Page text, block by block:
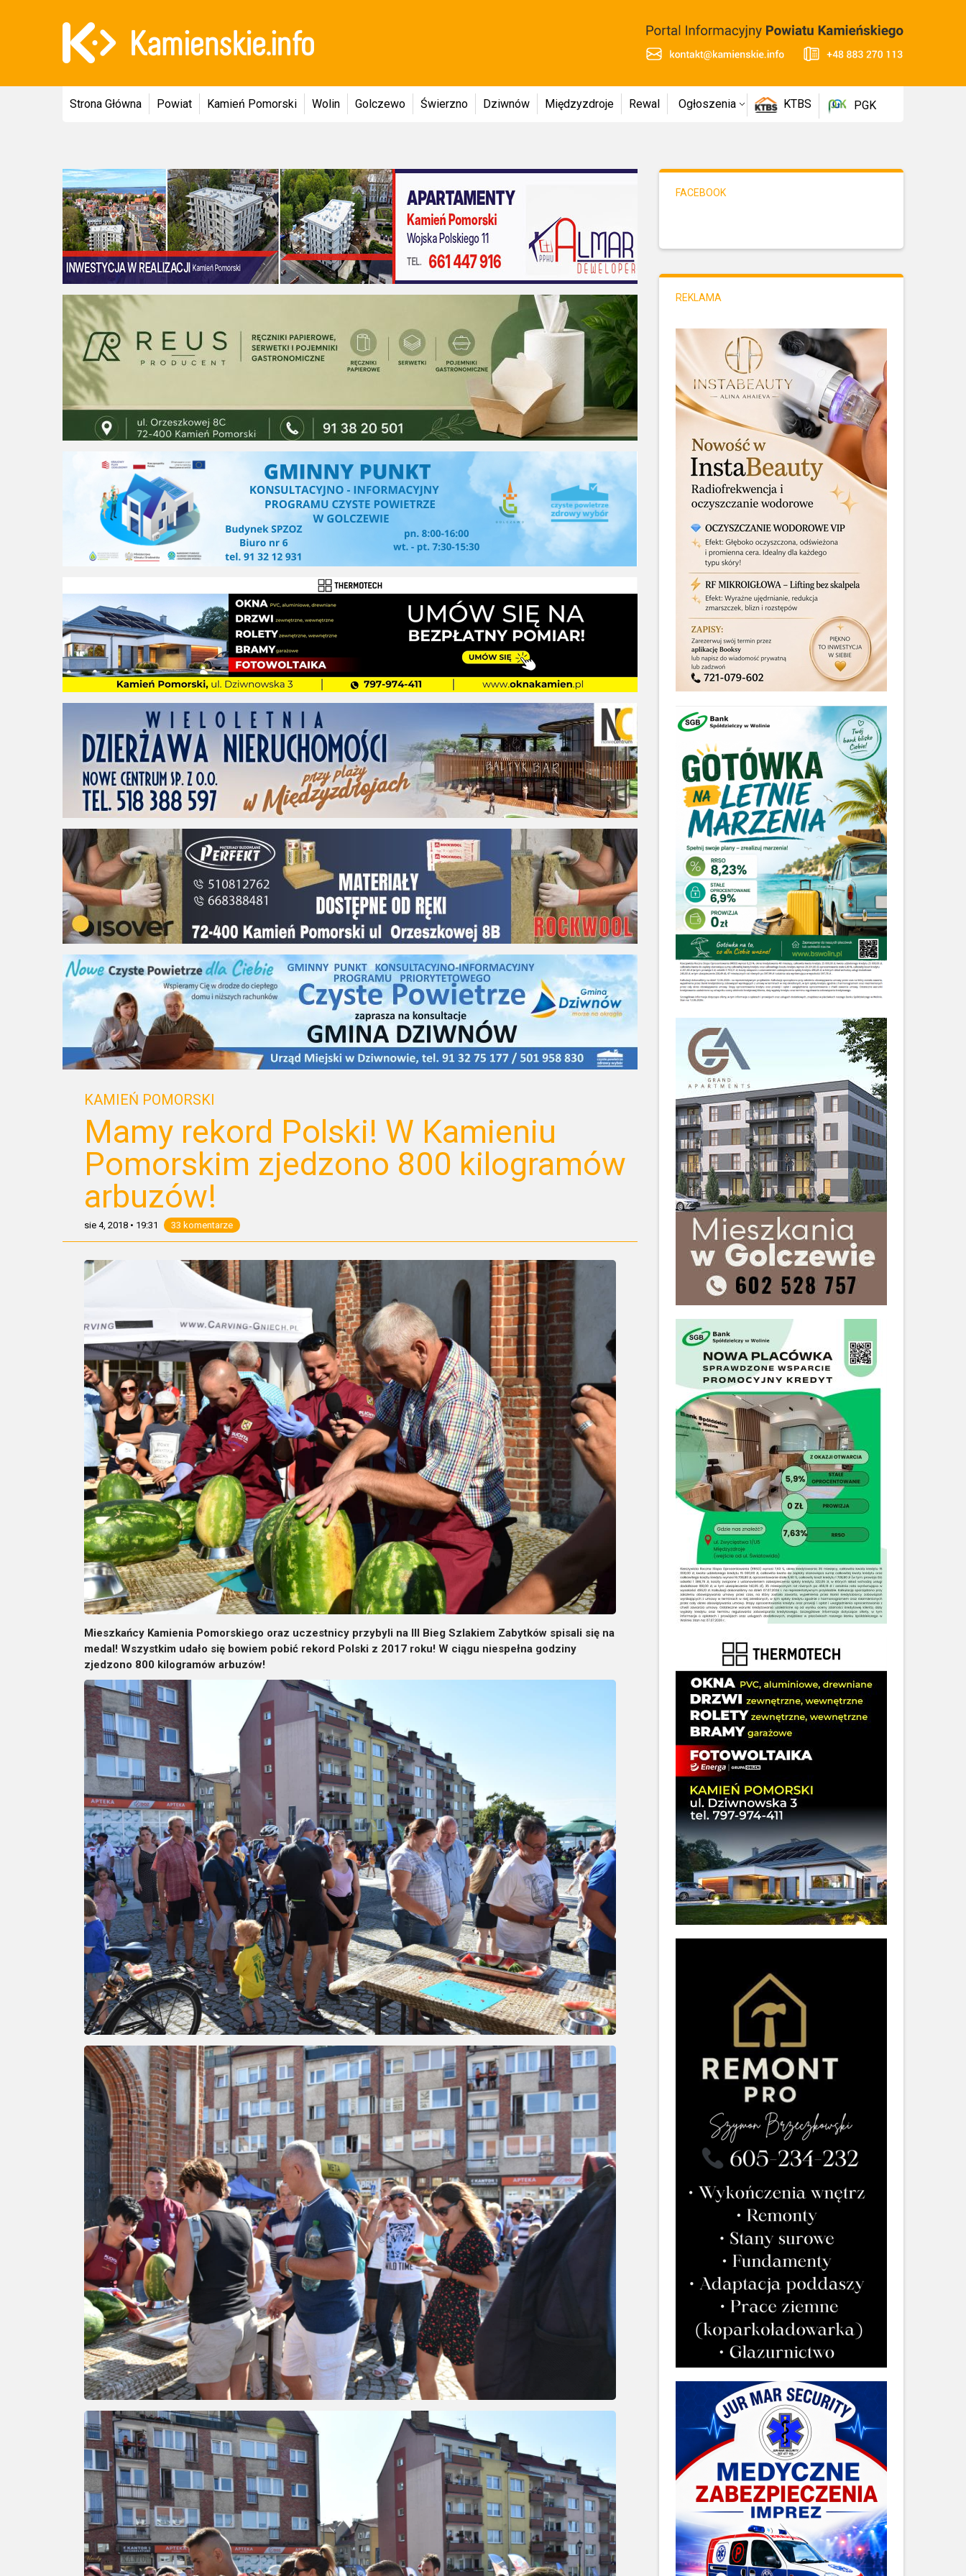
Strona Główna Powiat Kamień Pomorski Wolin Golczewo Świerzno Dziwnów Międzyzdroje Rewal Ogłoszenia KTBS PGK
KAMIEŃ POMORSKI
Mamy rekord Polski! W Kamieniu
Pomorskim zjedzono 800 kilogramów
arbuzów!
sie 4, 2018 • 19:31 33 komentarze
Mieszkańcy Kamienia Pomorskiego oraz uczestnicy przybyli na III Bieg Szlakiem Zabytków spisali się na
medal! Wszystkim udało się bowiem pobić rekord Polski z 2017 roku! W ciągu niespełna godziny
zjedzono 800 kilogramów arbuzów!
FACEBOOK
REKLAMA